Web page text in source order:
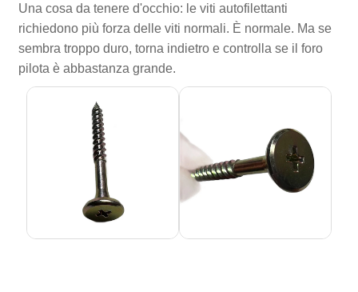
Una cosa da tenere d'occhio: le viti autofilettanti
richiedono più forza delle viti normali. È normale. Ma se
sembra troppo duro, torna indietro e controlla se il foro
pilota è abbastanza grande.